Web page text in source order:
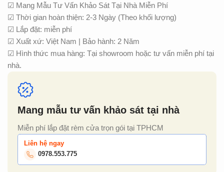
☑ Mang Mẫu Tư Vấn Khảo Sát Tại Nhà Miễn Phí
☑ Thời gian hoàn thiện: 2-3 Ngày (Theo khối lượng)
☑ Lắp đặt: miễn phí
☑ Xuất xứ: Việt Nam | Bảo hành: 2 Năm
☑ Hình thức mua hàng: Tại showroom hoặc tư vấn miễn phí tại
nhà.
Mang mẫu tư vấn khảo sát tại nhà
Miễn phí lắp đặt rèm cửa trọn gói tại TPHCM
Liên hệ ngay
0978.553.775